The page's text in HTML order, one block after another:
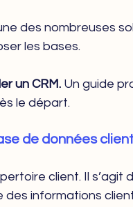
des nombreuses
les bases.
un CRM. Un guide
le départ.
de données
client. Il s’agit
des informations